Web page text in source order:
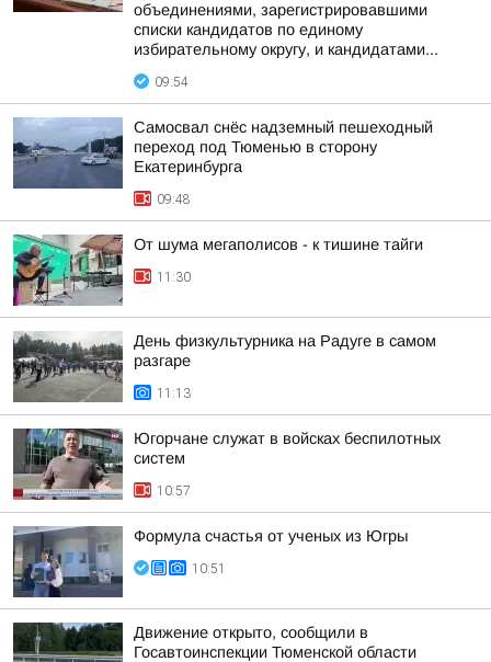
объединениями, зарегистрировавшими
списки кандидатов по единому
избирательному округу, и кандидатами...
09:54
Самосвал снёс надземный пешеходный
переход под Тюменью в сторону
Екатеринбурга
09:48
От шума мегаполисов - к тишине тайги
11:30
День физкультурника на Радуге в самом
разгаре
11:13
Югорчане служат в войсках беспилотных
систем
10:57
Формула счастья от ученых из Югры
10:51
Движение открыто, сообщили в
Госавтоинспекции Тюменской области